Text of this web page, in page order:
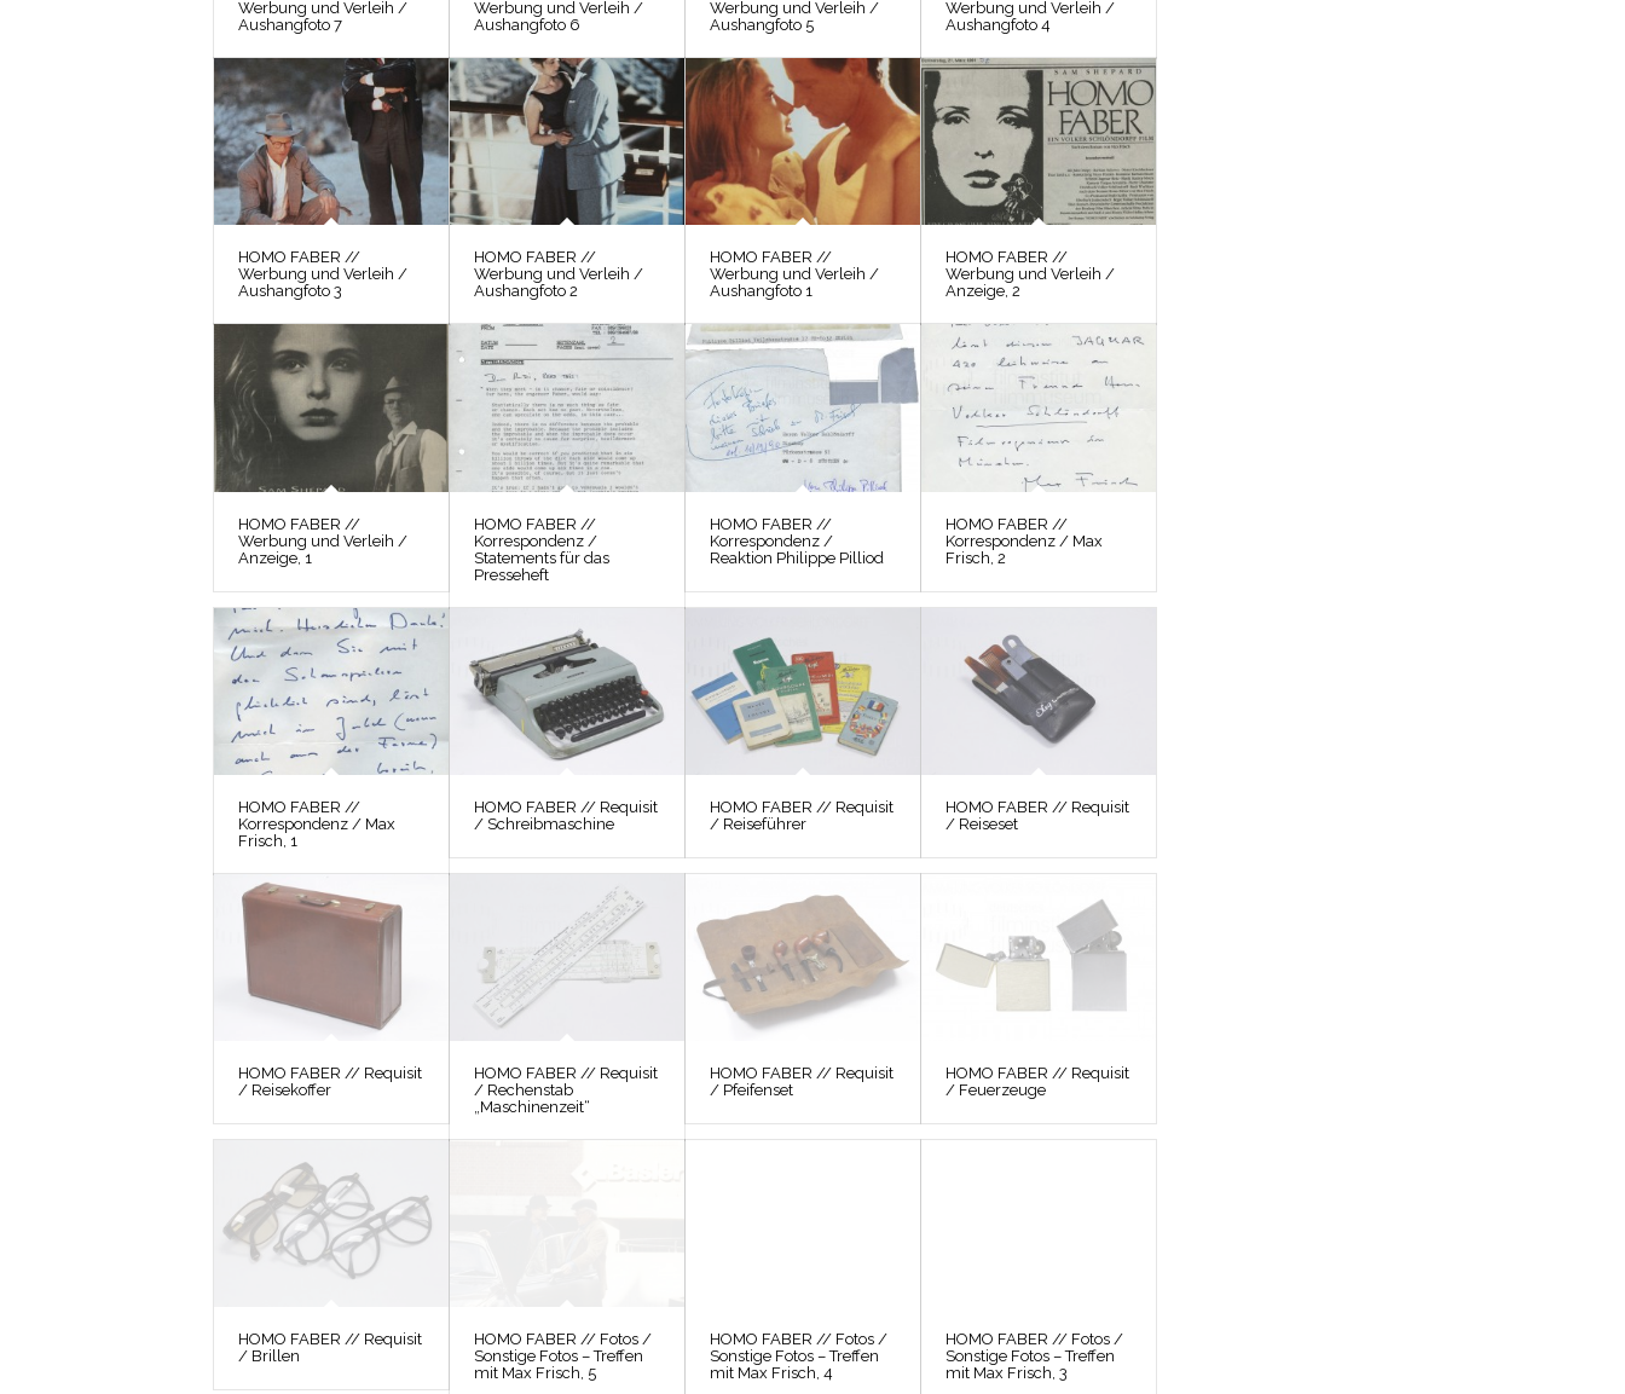
Werbung und Verleih /
Aushangfoto 7
Werbung und Verleih /
Aushangfoto 6
Werbung und Verleih /
Aushangfoto 5
Werbung und Verleih /
Aushangfoto 4
HOMO FABER //
Werbung und Verleih /
Aushangfoto 3
HOMO FABER //
Werbung und Verleih /
Aushangfoto 2
HOMO FABER //
Werbung und Verleih /
Aushangfoto 1
HOMO FABER //
Werbung und Verleih /
Anzeige, 2
HOMO FABER //
Werbung und Verleih /
Anzeige, 1
HOMO FABER //
Korrespondenz /
Statements für das
Presseheft
HOMO FABER //
Korrespondenz /
Reaktion Philippe Pilliod
HOMO FABER //
Korrespondenz / Max
Frisch, 2
HOMO FABER //
Korrespondenz / Max
Frisch, 1
HOMO FABER // Requisit
/ Schreibmaschine
HOMO FABER // Requisit
/ Reiseführer
HOMO FABER // Requisit
/ Reiseset
HOMO FABER // Requisit
/ Reisekoffer
HOMO FABER // Requisit
/ Rechenstab
„Maschinenzeit“
HOMO FABER // Requisit
/ Pfeifenset
HOMO FABER // Requisit
/ Feuerzeuge
HOMO FABER // Requisit
/ Brillen
HOMO FABER // Fotos /
Sonstige Fotos – Treffen
mit Max Frisch, 5
HOMO FABER // Fotos /
Sonstige Fotos – Treffen
mit Max Frisch, 4
HOMO FABER // Fotos /
Sonstige Fotos – Treffen
mit Max Frisch, 3